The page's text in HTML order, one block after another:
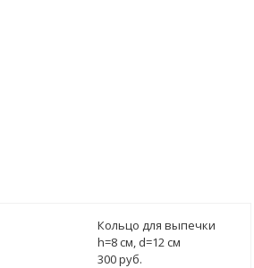
Кольцо для выпечки
h=8 см, d=12 см
300 руб.